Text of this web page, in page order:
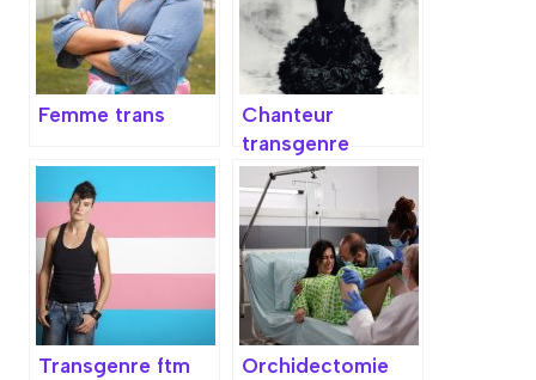
Femme trans
Chanteur
transgenre
Transgenre ftm
Orchidectomie